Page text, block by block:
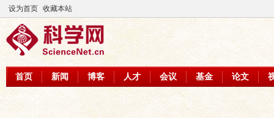
设为首页 收藏本站
首页 新闻 博客 人才 会议 基金 论文